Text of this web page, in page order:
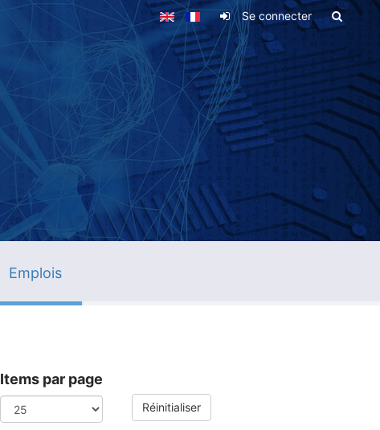
Se connecter
Emplois
Items par page
Réinitialiser